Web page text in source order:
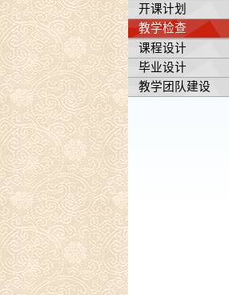
开课计划
教学检查
课程设计
毕业设计
教学团队建设